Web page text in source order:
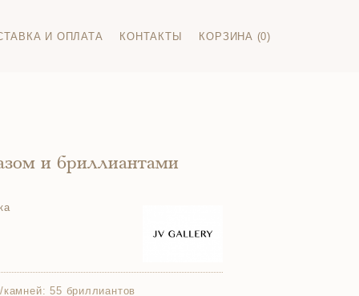
И ОПЛАТА КОНТАКТЫ КОРЗИНА (0)
и бриллиантами
камней: 55 бриллиантов